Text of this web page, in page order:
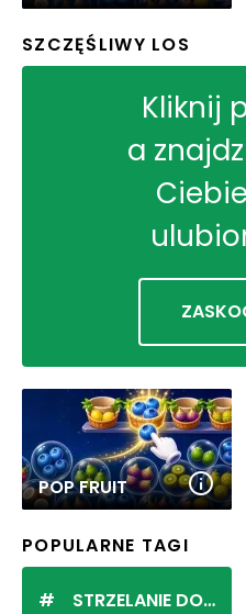
SZCZĘŚLIWY LOS
Kliknij
a
POP FRUIT
POPULARNE TAGI
STRZELANIE DO KULEK